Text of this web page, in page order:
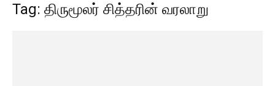
Tag: திருமூலர் சித்தரின் வரலாறு